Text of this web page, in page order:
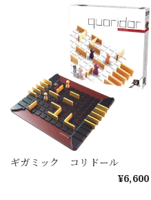
ギガミック コリドール
¥6,600